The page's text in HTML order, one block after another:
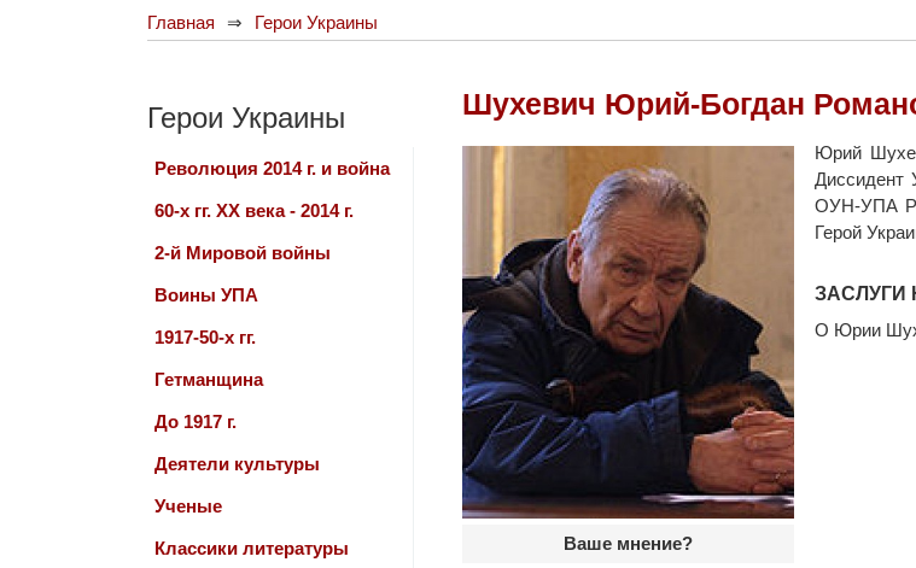
Главная Герои Украины
Шухевич Юрий-Богдан
Ваше мнение?
Юрий
Диссидент
ОУН-УПА
Герой
О Юрии
Герои Украины
Революция 2014 г. и война
60-х гг. ХХ века - 2014 г.
2-й Мировой войны
Воины УПА
1917-50-х гг.
Гетманщина
До 1917 г.
Деятели культуры
Ученые
Классики литературы